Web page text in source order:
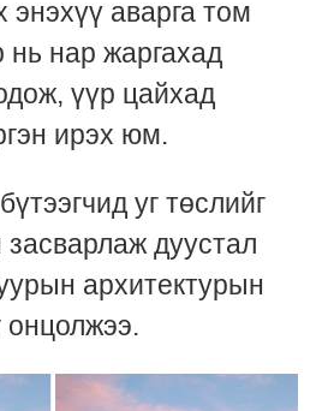
энэхүү аварга том
нь нар жаргахад
үүр цайхад
ирэх юм.
уг төслийг
засварлаж дуустал
архитектурын
онцолжээ.